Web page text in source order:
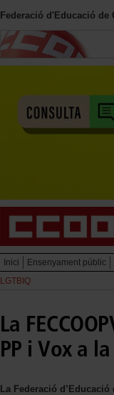
Federació d'Educació de
Inici Ensenyament públic
LGTBIQ
La
PP i Vox a
La Federació